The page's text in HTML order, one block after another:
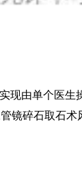
现由单个医
镜碎石取石术